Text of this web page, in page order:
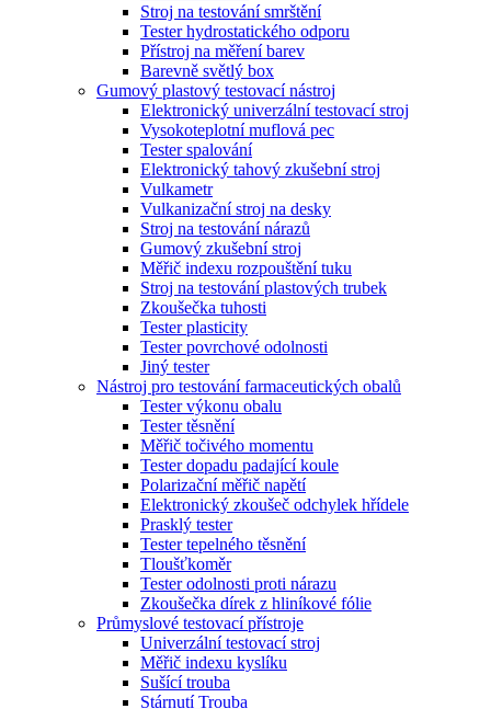
Stroj na testování smrštění
Tester hydrostatického odporu
Přístroj na měření barev
Barevně světlý box
Gumový plastový testovací nástroj
Elektronický univerzální testovací stroj
Vysokoteplotní muflová pec
Tester spalování
Elektronický tahový zkušební stroj
Vulkametr
Vulkanizační stroj na desky
Stroj na testování nárazů
Gumový zkušební stroj
Měřič indexu rozpouštění tuku
Stroj na testování plastových trubek
Zkoušečka tuhosti
Tester plasticity
Tester povrchové odolnosti
Jiný tester
Nástroj pro testování farmaceutických obalů
Tester výkonu obalu
Tester těsnění
Měřič točivého momentu
Tester dopadu padající koule
Polarizační měřič napětí
Elektronický zkoušeč odchylek hřídele
Prasklý tester
Tester tepelného těsnění
Tloušťkoměr
Tester odolnosti proti nárazu
Zkoušečka dírek z hliníkové fólie
Průmyslové testovací přístroje
Univerzální testovací stroj
Měřič indexu kyslíku
Sušící trouba
Stárnutí Trouba